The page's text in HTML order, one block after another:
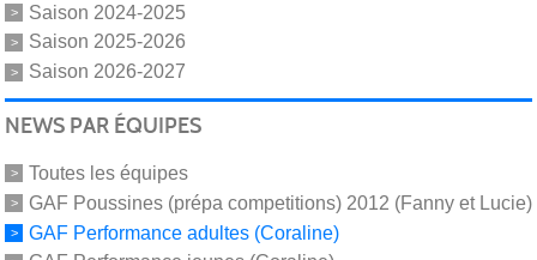
Saison 2024-2025
Saison 2025-2026
Saison 2026-2027
NEWS PAR ÉQUIPES
Toutes les équipes
GAF Poussines (prépa competitions) 2012 (Fanny et Lucie)
GAF Performance adultes (Coraline)